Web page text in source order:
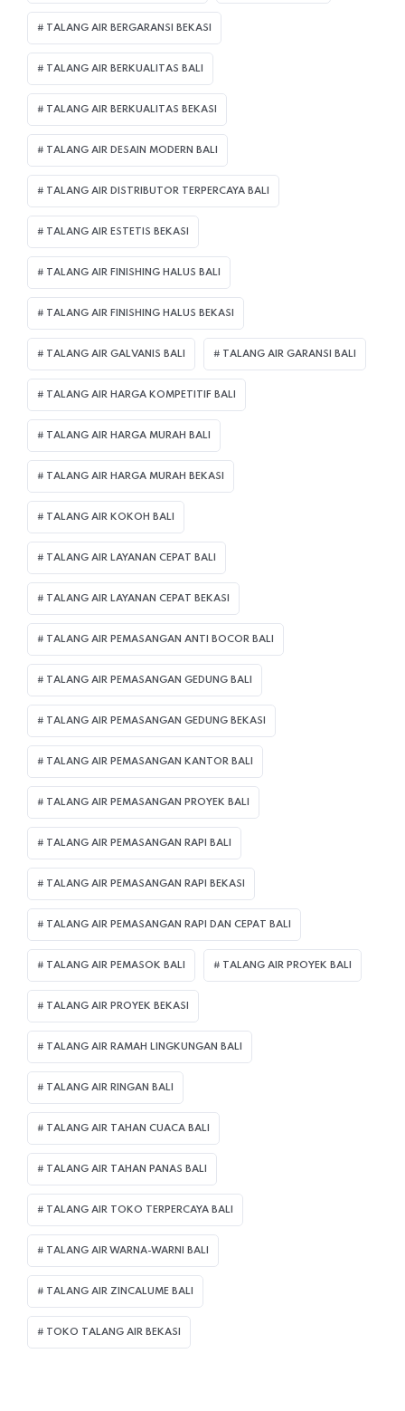
TALANG AIR BERGARANSI BEKASI
TALANG AIR BERKUALITAS BALI
TALANG AIR BERKUALITAS BEKASI
TALANG AIR DESAIN MODERN BALI
TALANG AIR DISTRIBUTOR TERPERCAYA BALI
TALANG AIR ESTETIS BEKASI
TALANG AIR FINISHING HALUS BALI
TALANG AIR FINISHING HALUS BEKASI
TALANG AIR GALVANIS BALI TALANG AIR GARANSI BALI
TALANG AIR HARGA KOMPETITIF BALI
TALANG AIR HARGA MURAH BALI
TALANG AIR HARGA MURAH BEKASI
TALANG AIR KOKOH BALI
TALANG AIR LAYANAN CEPAT BALI
TALANG AIR LAYANAN CEPAT BEKASI
TALANG AIR PEMASANGAN ANTI BOCOR BALI
TALANG AIR PEMASANGAN GEDUNG BALI
TALANG AIR PEMASANGAN GEDUNG BEKASI
TALANG AIR PEMASANGAN KANTOR BALI
TALANG AIR PEMASANGAN PROYEK BALI
TALANG AIR PEMASANGAN RAPI BALI
TALANG AIR PEMASANGAN RAPI BEKASI
TALANG AIR PEMASANGAN RAPI DAN CEPAT BALI
TALANG AIR PEMASOK BALI TALANG AIR PROYEK BALI
TALANG AIR PROYEK BEKASI
TALANG AIR RAMAH LINGKUNGAN BALI
TALANG AIR RINGAN BALI
TALANG AIR TAHAN CUACA BALI
TALANG AIR TAHAN PANAS BALI
TALANG AIR TOKO TERPERCAYA BALI
TALANG AIR WARNA-WARNI BALI
TALANG AIR ZINCALUME BALI
TOKO TALANG AIR BEKASI